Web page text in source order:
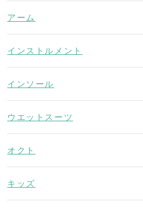
アーム
インストルメント
インソール
ウエットスーツ
オクト
キッズ